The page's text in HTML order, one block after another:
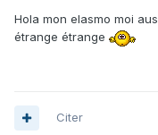
Hola mon elasmo moi
étrange étrange
Citer